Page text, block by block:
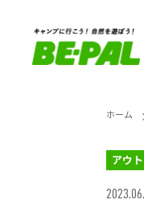
ホーム
アウ